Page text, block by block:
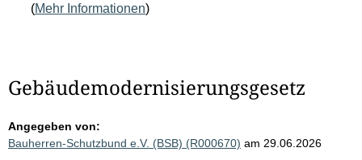
(Mehr Informationen)
Gebäudemodernisierungsgesetz
Angegeben von:
Bauherren-Schutzbund e.V. (BSB) (R000670) am 29.06.2026